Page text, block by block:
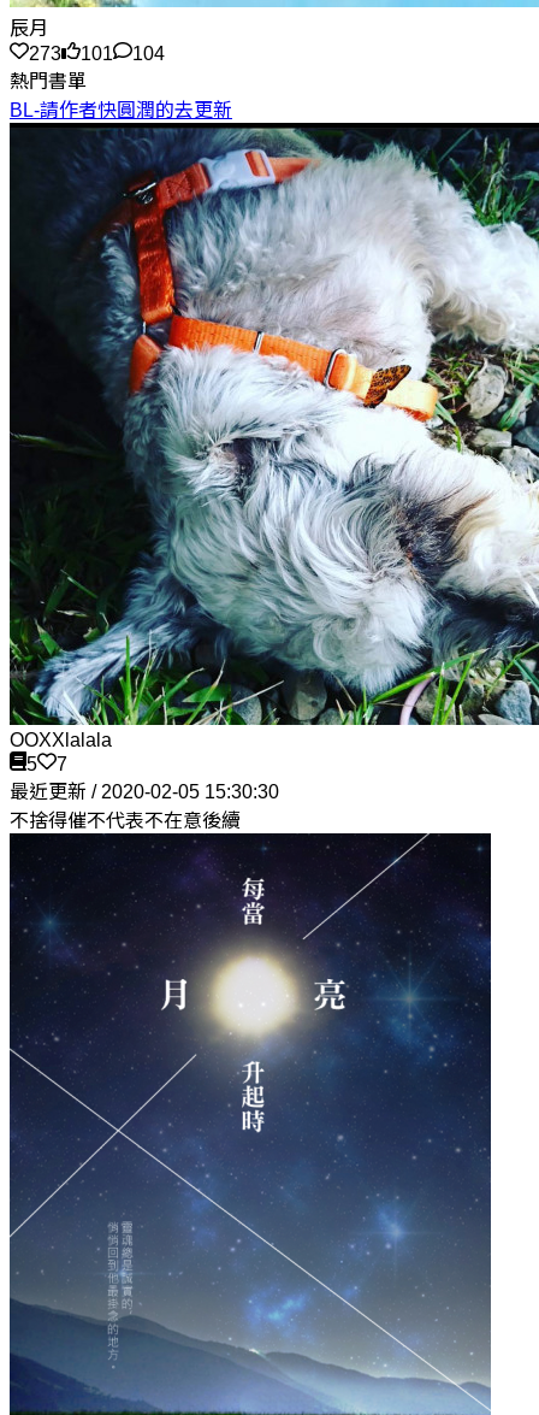
辰月
273
101
104
熱門書單
BL-請作者快圓潤的去更新
OOXXlalala
5
7
最近更新 / 2020-02-05 15:30:30
不捨得催不代表不在意後續